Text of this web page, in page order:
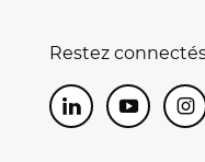
Restez
LinkedInYoutube